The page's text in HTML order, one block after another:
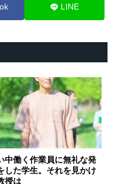
LINE
中働く作業員に無礼な発
した学生。それを見かけ
授は